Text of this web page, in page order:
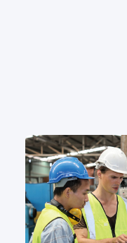
「働き方改革」「ナ
における教育を動
講義収録・動画配信 #